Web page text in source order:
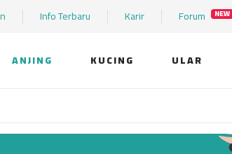
Info Terbaru Karir Forum NEW
ANJING KUCING ULAR